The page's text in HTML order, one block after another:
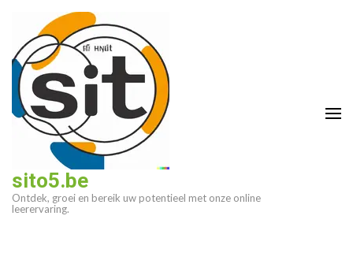
inhoud
(druk
enter)
sito5.be
Ontdek, groei en bereik uw potentieel met onze online
leerervaring.